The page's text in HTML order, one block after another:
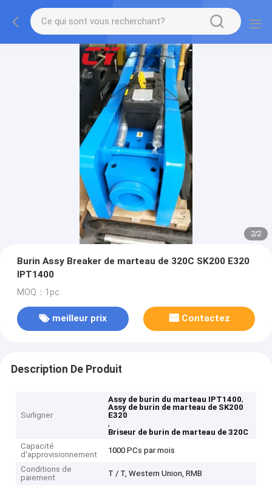
2/2
Burin Assy Breaker de marteau de 320C SK200 E320
IPT1400
MOQ：1pc
meilleur prix Contactez
Description De Produit
Surligner
Assy de burin du marteau IPT1400,
Assy de burin de marteau de SK200
E320
,
Briseur de burin de marteau de 320C
Capacité
d'approvisionnement
1000 PCs par mois
Conditions de
paiement
T / T, Western Union, RMB